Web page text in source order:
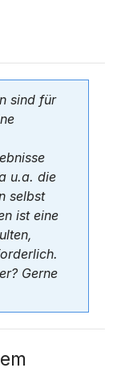
sind für
u.a. die
selbst
ist eine
Gerne